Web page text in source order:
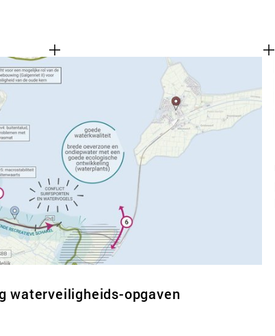
waterveiligheids-opgaven